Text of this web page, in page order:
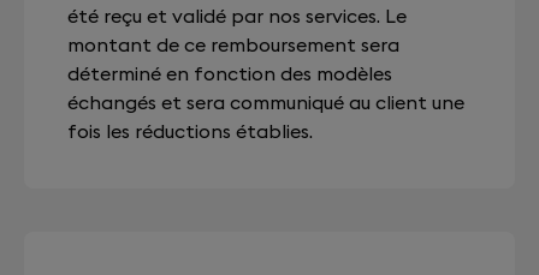
été reçu et validé par nos services. Le
montant de ce remboursement sera
déterminé en fonction des modèles
échangés et sera communiqué au client une
fois les réductions établies.